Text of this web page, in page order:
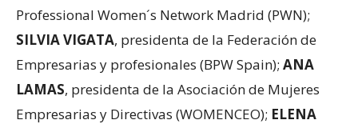
Professional Women´s Network Madrid (PWN);
SILVIA VIGATA, presidenta de la Federación de
Empresarias y profesionales (BPW Spain); ANA
LAMAS, presidenta de la Asociación de Mujeres
Empresarias y Directivas (WOMENCEO); ELENA